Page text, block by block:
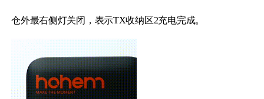
仓外最右侧灯关闭，表示TX收纳区2充电完成。